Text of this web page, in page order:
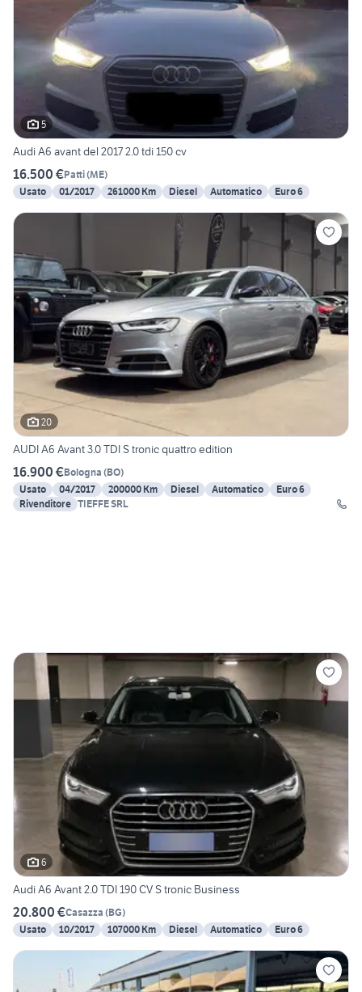
5
Audi A6 avant del 2017 2.0 tdi 150 cv
16.500 €Patti(ME)
Usato
01/2017 261000 Km Diesel Automatico Euro 6
20
AUDI A6 Avant 3.0 TDI S tronic quattro edition
16.900 €Bologna (BO)
Usato
04/2017 200000 Km Diesel Automatico
Euro 6
Rivenditore TIEFFE SRL
6
Audi A6 Avant 2.0 TDI 190 CV S tronic Business
20.800 €Casazza (BG)
Usato
10/2017 107000 Km Diesel Automatico Euro 6